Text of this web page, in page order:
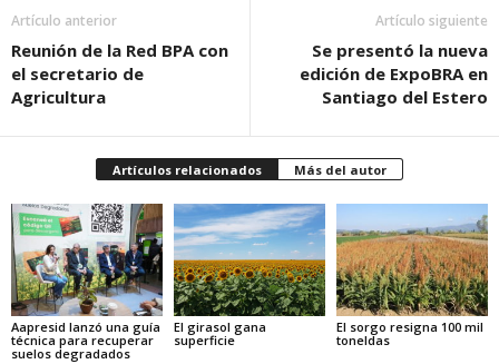
Artículo anterior
Reunión de la Red BPA con
el secretario de
Agricultura
Artículo siguiente
Se presentó la nueva
edición de ExpoBRA en
Santiago del Estero
Artículos relacionados Más del autor
Aapresid lanzó una guía
técnica para recuperar
suelos degradados
El girasol gana
superficie
El sorgo resigna 100 mil
toneldas